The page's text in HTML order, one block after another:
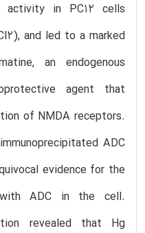
in PC12 cells
and led to a marked
an endogenous
agent that
of NMDA receptors.
ADC
evidence for the
ADC in the cell.
revealed that Hg